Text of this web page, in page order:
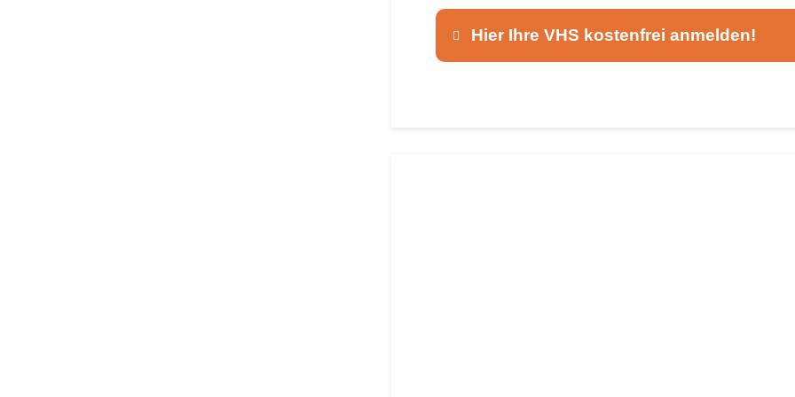
Hier Ihre VHS kostenfrei anmelden!